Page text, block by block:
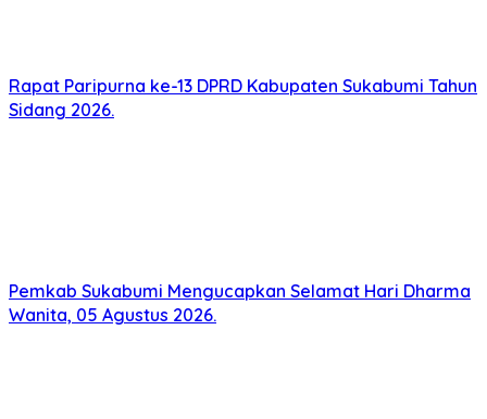
Rapat Paripurna ke-13 DPRD Kabupaten Sukabumi Tahun
Sidang 2026.
Pemkab Sukabumi Mengucapkan Selamat Hari Dharma
Wanita, 05 Agustus 2026.